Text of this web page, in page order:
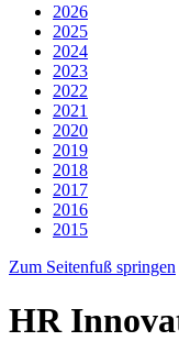
2026
2025
2024
2023
2022
2021
2020
2019
2018
2017
2016
2015
Zum Seitenfuß springen
HR